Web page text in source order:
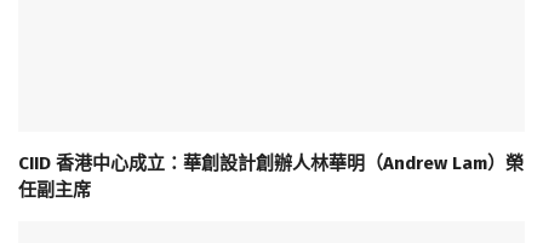
CIID 香港中心成立：華創設計創辦人林華明（Andrew Lam）榮
任副主席